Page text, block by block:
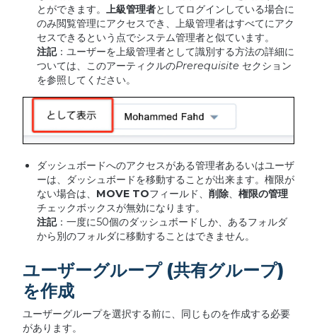
とができます。
上級管理者としてログインしている場合に
のみ閲覧管理にアクセスでき、上級管理者はすべてにアク
セスできるという点でシステム管理者と似ています。
注記：ユーザーを上級管理者として識別する方法の詳細に
ついては、このアーティクルのPrerequisite セクション
を参照してください。
ダッシュボードへのアクセスがある管理者あるいはユーザ
ーは、ダッシュボードを移動することが出来ます。権限が
ない場合は、 MOVE TOフィールド、 削除、 権限の管理
チェックボックスが無効になります。
注記：一度に50個のダッシュボードしか、あるフォルダ
から別のフォルダに移動することはできません。
ユーザーグループ (共有グループ)
を作成
ユーザーグループを選択する前に、同じものを作成する必要
があります。